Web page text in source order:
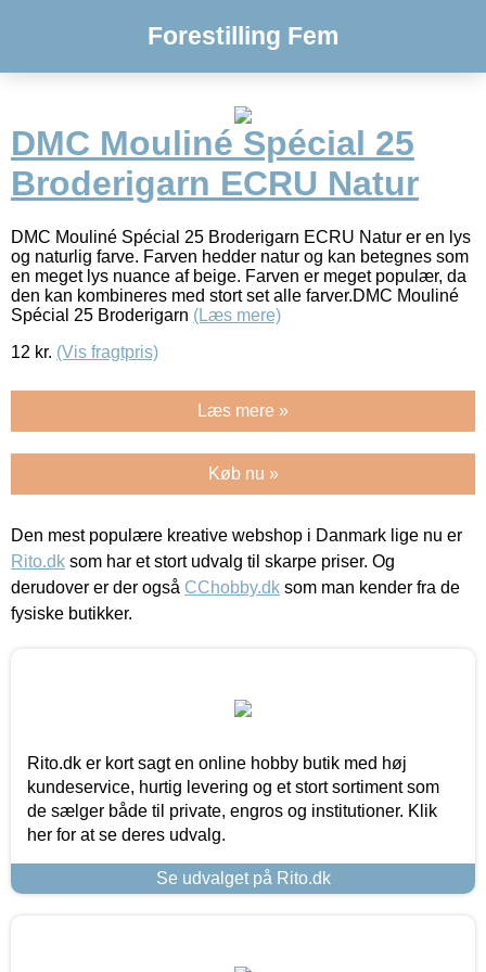
Forestilling Fem
DMC Mouliné Spécial 25
Broderigarn ECRU Natur
DMC Mouliné Spécial 25 Broderigarn ECRU Natur er en lys
og naturlig farve. Farven hedder natur og kan betegnes som
en meget lys nuance af beige. Farven er meget populær, da
den kan kombineres med stort set alle farver.DMC Mouliné
Spécial 25 Broderigarn (Læs mere)
12 kr. (Vis fragtpris)
Læs mere »
Køb nu »
Den mest populære kreative webshop i Danmark lige nu er
Rito.dk som har et stort udvalg til skarpe priser. Og
derudover er der også CChobby.dk som man kender fra de
fysiske butikker.
Rito.dk er kort sagt en online hobby butik med høj
kundeservice, hurtig levering og et stort sortiment som
de sælger både til private, engros og institutioner. Klik
her for at se deres udvalg.
Se udvalget på Rito.dk